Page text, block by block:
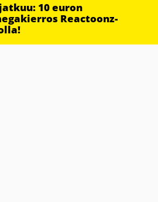
10 euron
Reactoonz-